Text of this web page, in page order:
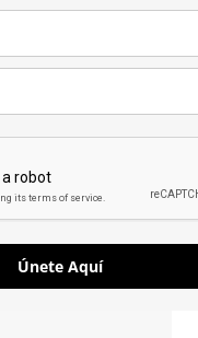
Únete Aquí